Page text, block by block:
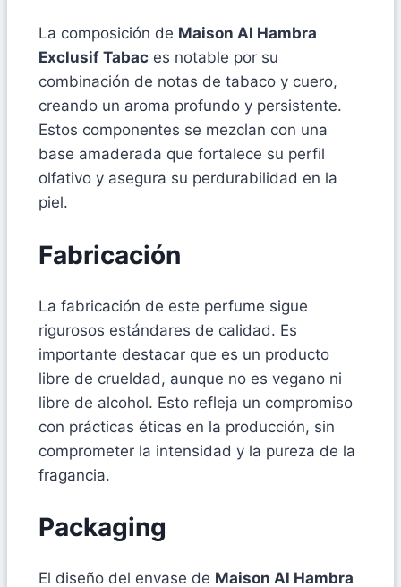
La composición de Maison Al Hambra
Exclusif Tabac es notable por su
combinación de notas de tabaco y cuero,
creando un aroma profundo y persistente.
Estos componentes se mezclan con una
base amaderada que fortalece su perfil
olfativo y asegura su perdurabilidad en la
piel.
Fabricación
La fabricación de este perfume sigue
rigurosos estándares de calidad. Es
importante destacar que es un producto
libre de crueldad, aunque no es vegano ni
libre de alcohol. Esto refleja un compromiso
con prácticas éticas en la producción, sin
comprometer la intensidad y la pureza de la
fragancia.
Packaging
El diseño del envase de Maison Al Hambra